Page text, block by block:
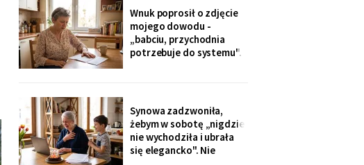
dostałam jej różaniec, po
pogrzebie, z szuflady.
Siostra wyjaśniła: „Ty i
tak zawsze byłaś
ustawiona."
Wnuk poprosił o zdjęcie
mojego dowodu -
„babciu, przychodnia
potrzebuje do systemu".
tysiące, na moje dane.
Wnuk płakał, że odda.
Córka na to: „tylko
nigdzie nie zgłaszaj,
chcesz mu zniszczyć
Synowa zadzwoniła,
żebym w sobotę „nigdzie
nie wychodziła i ubrała
się elegancko". Nie